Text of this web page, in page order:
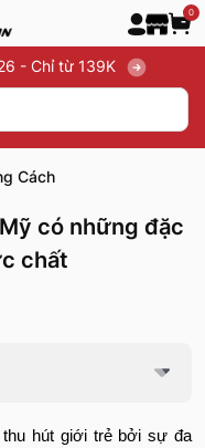
0
- Chỉ từ 139K
Cách
có những đặc
chất
hút giới trẻ bởi sự đa